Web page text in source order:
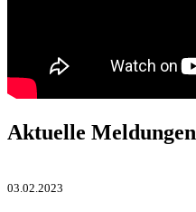
Aktuelle Meldungen
03.02.2023